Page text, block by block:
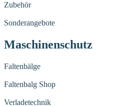
Zubehör
Sonderangebote
Maschinenschutz
Faltenbälge
Faltenbalg Shop
Verladetechnik